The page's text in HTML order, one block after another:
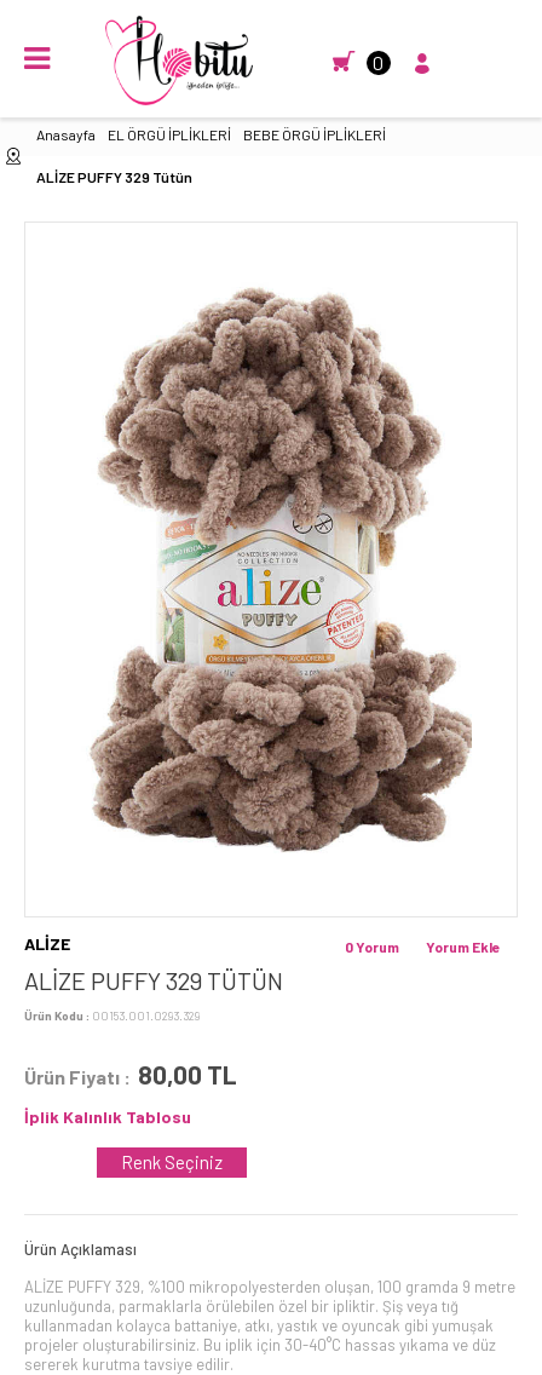
0
Anasayfa EL ÖRGÜ İPLİKLERİ BEBE ÖRGÜ İPLİKLERİ
ALİZE PUFFY 329 Tütün
ALİZE
ALİZE PUFFY 329 TÜTÜN
Ürün Kodu : 00153.001.0293.329
Yorum Ekle
0 Yorum
Ürün Fiyatı : 80,00 TL
İplik Kalınlık Tablosu
Renk Seçiniz
Ürün Açıklaması
ALİZE PUFFY 329, %100 mikropolyesterden oluşan, 100 gramda 9 metre
uzunluğunda, parmaklarla örülebilen özel bir ipliktir. Şiş veya tığ
kullanmadan kolayca battaniye, atkı, yastık ve oyuncak gibi yumuşak
projeler oluşturabilirsiniz. Bu iplik için 30-40°C hassas yıkama ve düz
sererek kurutma tavsiye edilir.